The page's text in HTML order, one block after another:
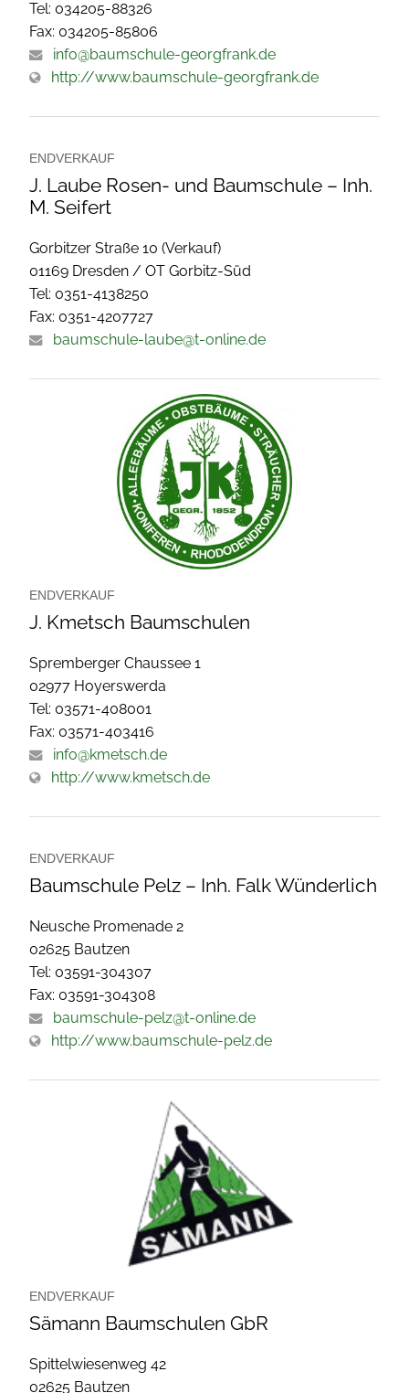
Tel: 034205-88326
Fax: 034205-85806
info@baumschule-georgfrank.de
http://www.baumschule-georgfrank.de
ENDVERKAUF
J. Laube Rosen- und Baumschule – Inh.
M. Seifert
Gorbitzer Straße 10 (Verkauf)
01169 Dresden / OT Gorbitz-Süd
Tel: 0351-4138250
Fax: 0351-4207727
baumschule-laube@t-online.de
ENDVERKAUF
J. Kmetsch Baumschulen
Spremberger Chaussee 1
02977 Hoyerswerda
Tel: 03571-408001
Fax: 03571-403416
info@kmetsch.de
http://www.kmetsch.de
ENDVERKAUF
Baumschule Pelz – Inh. Falk Wünderlich
Neusche Promenade 2
02625 Bautzen
Tel: 03591-304307
Fax: 03591-304308
baumschule-pelz@t-online.de
http://www.baumschule-pelz.de
ENDVERKAUF
Sämann Baumschulen GbR
Spittelwiesenweg 42
02625 Bautzen